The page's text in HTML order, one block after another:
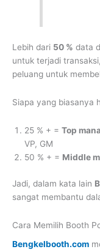
Lebih dari 50 % data
untuk terjadi
peluang untuk
Siapa yang biasanya
25 % + = Top
VP, GM
50 % + = Middle
Jadi, dalam kata lain
sangat membantu
Cara Memilih Booth
Bengkelbooth.com